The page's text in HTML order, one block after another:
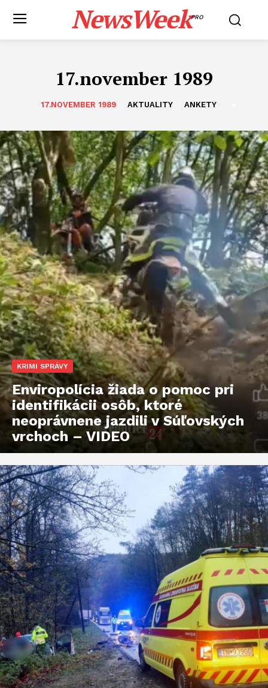
NewsWeekPRO
17.november 1989
17.NOVEMBER 1989 AKTUALITY ANKETY
KRIMI SPRÁVY
Enviropolícia žiada o pomoc pri
identifikácii osôb, ktoré
neoprávnene jazdili v Súľovských
vrchoch – VIDEO